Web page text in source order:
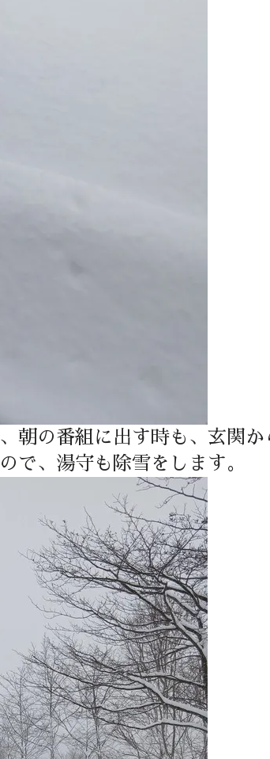
朝の番組に出す時も、玄関か
で、湯守も除雪をします。